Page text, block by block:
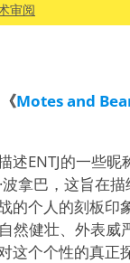
审阅
Motes and
ENTJ的一些昵
拿巴，这旨在
的个人的刻板印
然健壮、外表
个个性的真正